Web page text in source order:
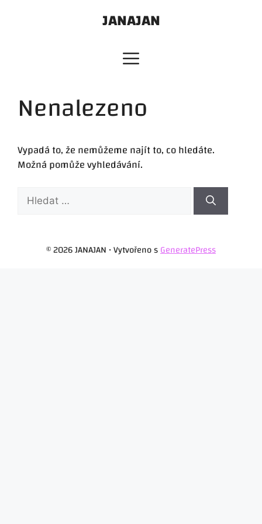
JANAJAN
Nenalezeno
Vypadá to, že nemůžeme najít to, co hledáte.
Možná pomůže vyhledávání.
Hledat:
© 2026 JANAJAN • Vytvořeno sGeneratePress